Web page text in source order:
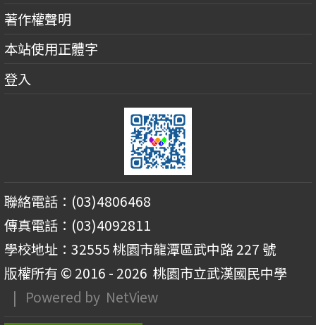
著作權聲明
本站使用正體字
登入
聯絡電話：(03)4806468
傳真電話：(03)4092811
學校地址：32555 桃園市龍潭區武中路 227 號
版權所有 © 2016 - 2026 桃園市立武漢國民中學
| Powered by NetView